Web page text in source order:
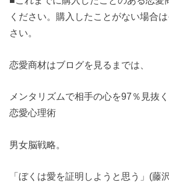
ください。購入したことがない場合
さい。
恋愛商材はブログを見るまでは、
メンタリズムで相手の心を97％見抜
恋愛心理術
男女脳戦略。
「ぼくは愛を証明しようと思う」(藤